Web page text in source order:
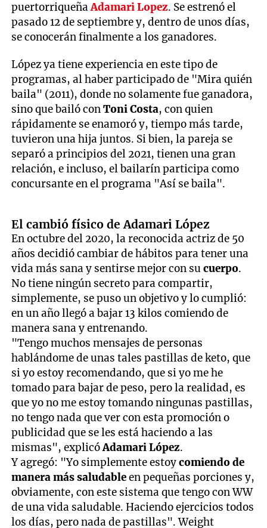
puertorriqueñaAdamari Lopez. Se estrenó el
pasado 12 de septiembre y, dentro de unos días,
se conocerán finalmente a los ganadores.
López ya tiene experiencia en este tipo de
programas, al haber participado de "Mira quién
baila" (2011), donde no solamente fue ganadora,
sino que bailó conToni Costa, con quien
rápidamente se enamoró y, tiempo más tarde,
tuvieron una hija juntos. Si bien, la pareja se
separó a principios del 2021, tienen una gran
relación, e incluso, el bailarín participa como
concursante en el programa "Así se baila".
El cambió físico de Adamari López
En octubre del 2020, la reconocida actriz de 50
años decidió cambiar de hábitos para tener una
vida más sana y sentirse mejor con sucuerpo.
No tiene ningún secreto para compartir,
simplemente, se puso un objetivo y lo cumplió:
en un año llegó a bajar 13 kilos comiendo de
manera sana y entrenando.
"Tengo muchos mensajes de personas
hablándome de unas tales pastillas de keto, que
si yo estoy recomendando, que si yo me he
tomado para bajar de peso, pero la realidad, es
que yo no me estoy tomando ningunas pastillas,
no tengo nada que ver con esta promoción o
publicidad que se les está haciendo a las
mismas", explicóAdamari López.
Y agregó: "Yo simplemente estoycomiendo de
manera más saludableen pequeñas porciones y,
obviamente, con este sistema que tengo con WW
de una vida saludable. Haciendo ejercicios todos
los días, pero nada de pastillas". Weight